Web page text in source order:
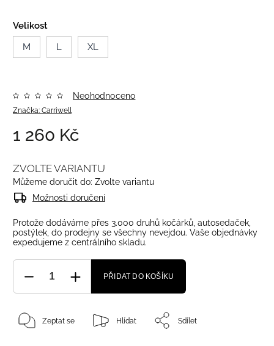
Velikost
M
L XL
Značka: Carriwell
Neohodnoceno
1 260 Kč
ZVOLTE VARIANTU
Můžeme doručit do: Zvolte variantu
Možnosti doručení
Protože dodáváme přes 3.000 druhů kočárků, autosedaček,
postýlek, do prodejny se všechny nevejdou. Vaše objednávky
expedujeme z centrálního skladu.
PŘIDAT DO KOŠÍKU
Zeptat se Hlídat Sdílet